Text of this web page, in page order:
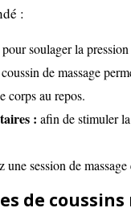
:
pour soulager la
de massage
corps au repos.
: afin de stimuler
une session de
de coussins